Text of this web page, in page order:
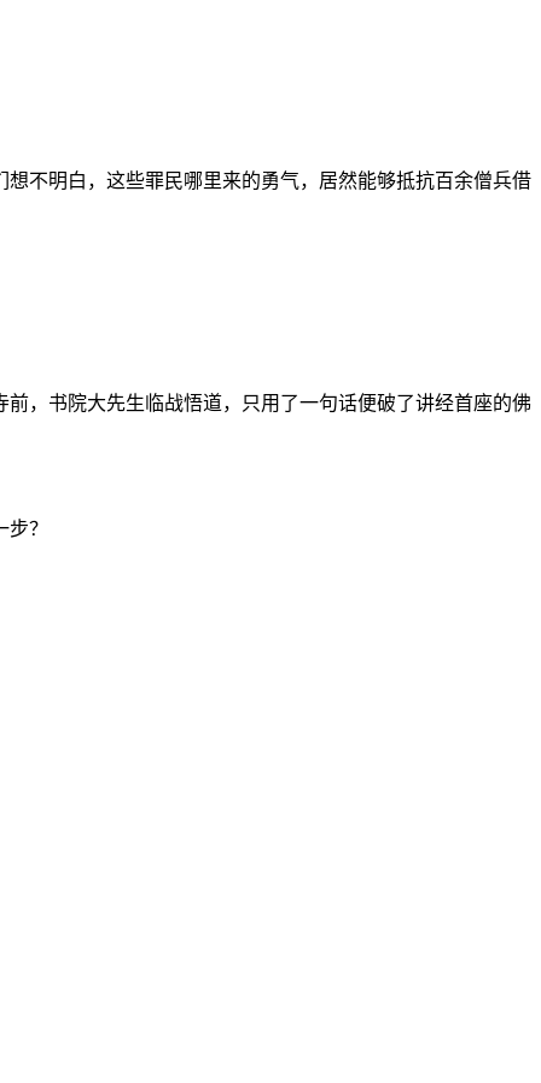
不明白，这些罪民哪里来的勇气，居然能够抵抗百余僧兵借
，书院大先生临战悟道，只用了一句话便破了讲经首座的佛
？